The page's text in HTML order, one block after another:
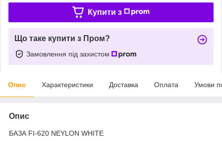
Купити з
Що таке купити з Пром?
Замовлення під захистом
Опис Характеристики Доставка Оплата Умови
Опис
БАЗА FI-620 NEYLON WHITE